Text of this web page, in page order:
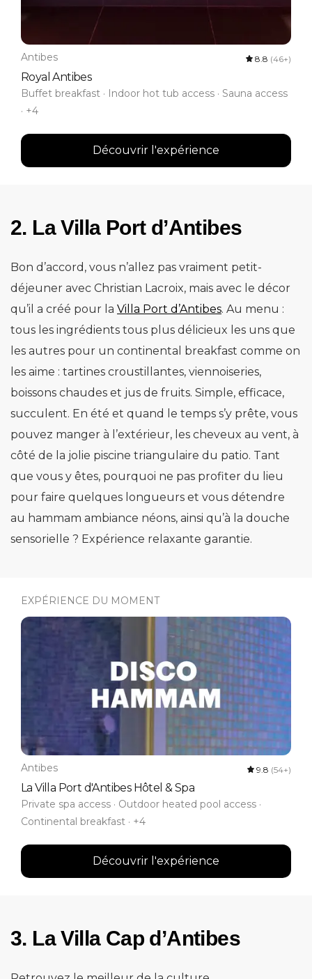
Antibes 8.8 (46+)
Royal Antibes
Buffet breakfast · Indoor hot tub access · Sauna access
· +4
Découvrir l'expérience
2. La Villa Port d’Antibes
Bon d’accord, vous n’allez pas vraiment petit-
déjeuner avec Christian Lacroix, mais avec le décor
qu’il a créé pour la Villa Port d’Antibes. Au menu :
tous les ingrédients tous plus délicieux les uns que
les autres pour un continental breakfast comme on
les aime : tartines croustillantes, viennoiseries,
boissons chaudes et jus de fruits. Simple, efficace,
succulent. En été et quand le temps s’y prête, vous
pouvez manger à l’extérieur, les cheveux au vent, à
côté de la jolie piscine triangulaire du patio. Tant
que vous y êtes, pourquoi ne pas profiter du lieu
pour faire quelques longueurs et vous détendre
au hammam ambiance néons, ainsi qu’à la douche
sensorielle ? Expérience relaxante garantie.
EXPÉRIENCE DU MOMENT
Antibes 9.8 (54+)
La Villa Port d'Antibes Hôtel & Spa
Private spa access · Outdoor heated pool access ·
Continental breakfast · +4
Découvrir l'expérience
3. La Villa Cap d’Antibes